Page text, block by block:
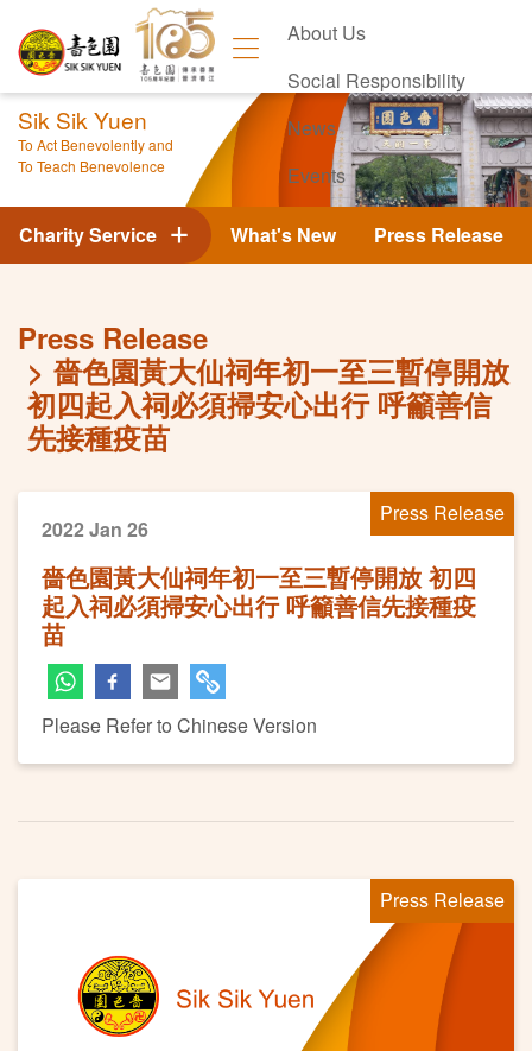
About Us
Social Responsibility
News
Events
Contact Us
Sik Sik Yuen
To Act Benevolently and
To Teach Benevolence
What's New Press Release
Charity Service
Press Release
嗇色園黃大仙祠年初一至三暫停開放
初四起入祠必須掃安心出行 呼籲善信
先接種疫苗
Press Release
2022 Jan 26
嗇色園黃大仙祠年初一至三暫停開放 初四
起入祠必須掃安心出行 呼籲善信先接種疫
苗
Please Refer to Chinese Version
Press Release